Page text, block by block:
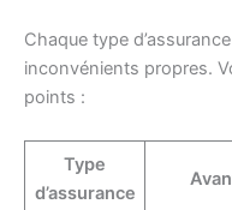
Chaque type
inconvénients propres.
points :
Type
d’assurance